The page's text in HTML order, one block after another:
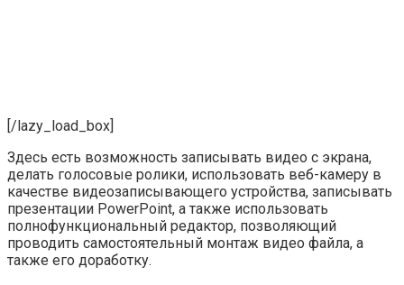
[/lazy_load_box]
Здесь есть возможность записывать видео с экрана,
делать голосовые ролики, использовать веб-камеру в
качестве видеозаписывающего устройства, записывать
презентации PowerPoint, а также использовать
полнофункциональный редактор, позволяющий
проводить самостоятельный монтаж видео файла, а
также его доработку.